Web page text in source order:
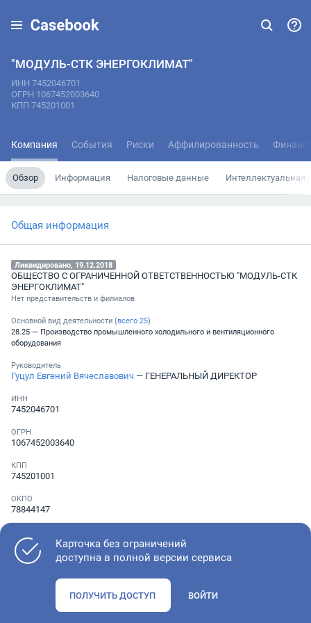
"МОДУЛЬ-СТК ЭНЕРГОКЛИМАТ"
ИНН 7452046701
ОГРН 1067452003640
КПП 745201001
Компания События Риски Аффилированность
Обзор Информация Налоговые данные Интеллектуальная
Общая информация
Ликвидировано, 19.12.2018
ОБЩЕСТВО С ОГРАНИЧЕННОЙ ОТВЕТСТВЕННОСТЬЮ "МОДУЛЬ-СТК
ЭНЕРГОКЛИМАТ"
Нет представительств и филиалов
Основной вид деятельности (всего 25)
28.25 — Производство промышленного холодильного и вентиляционного
оборудования
Руководитель
Гуцул Евгений Вячеславович — ГЕНЕРАЛЬНЫЙ ДИРЕКТОР
ИНН
7452046701
ОГРН
1067452003640
КПП
745201001
ОКПО
78844147
Не указан
Как оценить состояние компании
Карточка без ограничений
доступна в полной версии сервиса
ПОЛУЧИТЬ ДОСТУП ВОЙТИ